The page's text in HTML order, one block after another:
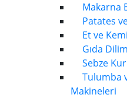
Makarna
Patates
Et ve
Gıda
Sebze
Tulumba
Makineleri